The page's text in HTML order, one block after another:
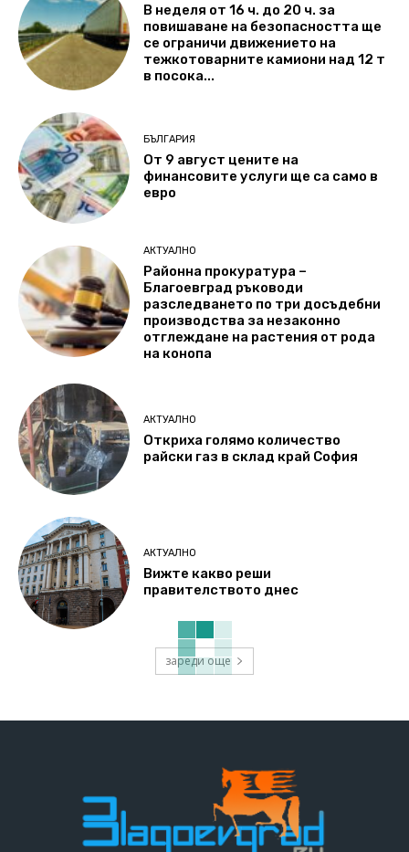
В неделя от 16 ч. до 20 ч. за
повишаване на безопасността ще
се ограничи движението на
тежкотоварните камиони над 12 т
в посока...
БЪЛГАРИЯ
От 9 август цените на
финансовите услуги ще са само в
евро
АКТУАЛНО
Районна прокуратура –
Благоевград ръководи
разследването по три досъдебни
производства за незаконно
отглеждане на растения от рода
на конопа
АКТУАЛНО
Откриха голямо количество
райски газ в склад край София
АКТУАЛНО
Вижте какво реши
правителството днес
зареди още